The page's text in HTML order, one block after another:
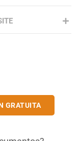
GRATUITA